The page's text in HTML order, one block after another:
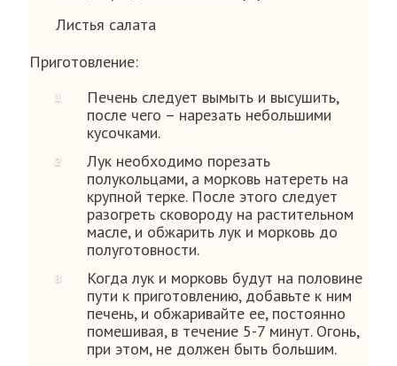
Листья салата
Приготовление:
Печень следует вымыть и высушить,
после чего – нарезать небольшими
кусочками.
Лук необходимо порезать
полукольцами, а морковь натереть на
крупной терке. После этого следует
разогреть сковороду на растительном
масле, и обжарить лук и морковь до
полуготовности.
Когда лук и морковь будут на половине
пути к приготовлению, добавьте к ним
печень, и обжаривайте ее, постоянно
помешивая, в течение 5-7 минут. Огонь,
при этом, не должен быть большим.